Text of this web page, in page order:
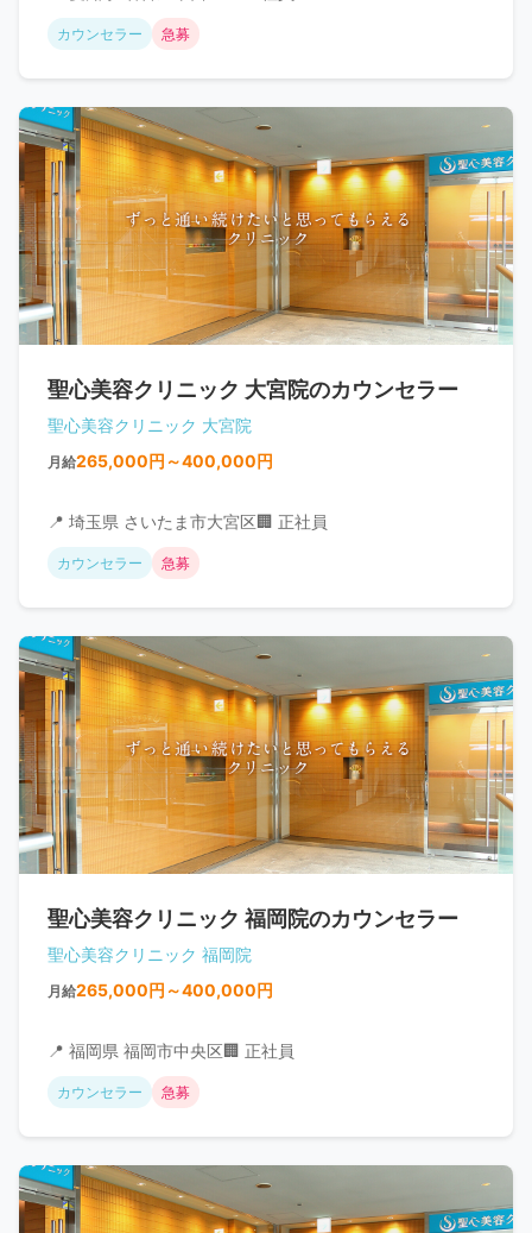
カウンセラー 急募
聖心美容クリニック 大宮院のカウンセラー
聖心美容クリニック 大宮院
月給265,000円～400,000円
📍 埼玉県 さいたま市大宮区🏢 正社員
カウンセラー 急募
聖心美容クリニック 福岡院のカウンセラー
聖心美容クリニック 福岡院
月給265,000円～400,000円
📍 福岡県 福岡市中央区🏢 正社員
カウンセラー 急募